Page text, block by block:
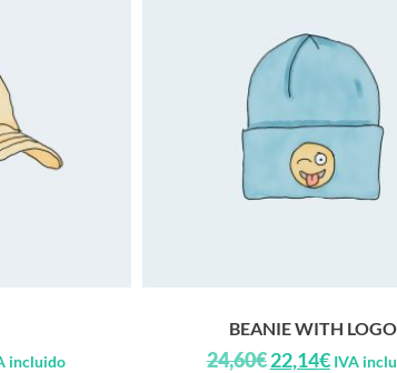
incluido
BEANIE WITH LOGO
24,60€22,14€ IVA